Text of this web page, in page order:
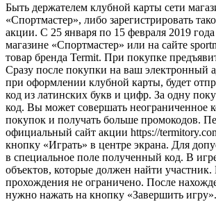
Быть держателем клубной карты сети
«Спортмастер», либо зарегистрировать
акции. С 25 января по 15 февраля 2019
магазине «Спортмастер» или на сайте
товар бренда Termit. При покупке
Сразу после покупки на ваш электронный
при оформлении клубной карты, будет
код из латинских букв и цифр. За одну
код. Вы может совершать неограниченное
покупок и получать больше промокодов.
официальный сайт акции https://
кнопку «Играть» в центре экрана. Для
в специальное поле полученный код. В
объектов, которые должен найти участник.
прохождения не ограничено. После
нужно нажать на кнопку «Завершить игру».